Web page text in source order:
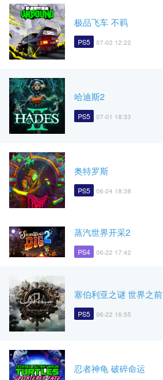
极品飞车 不羁
PS5 07-02 12:22
哈迪斯2
PS5 07-01 18:33
奥特罗斯
PS5 06-24 18:38
蒸汽世界开采2
PS4 06-22 17:42
塞伯利亚之谜 世界之前
PS5 06-22 16:55
忍者神龟 破碎命运